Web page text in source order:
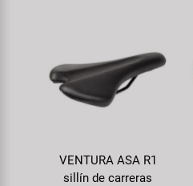
VENTURA ASA R1
sillín de carreras